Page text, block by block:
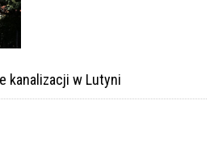
kanalizacji w Lutyni